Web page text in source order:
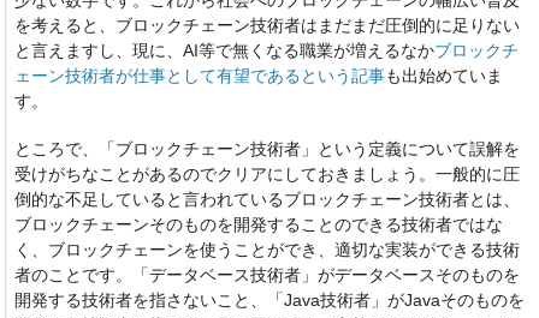
を考えると、ブロックチェーン技術者はまだまだ圧倒的に足りない
と言えますし、現に、AI等で無くなる職業が増えるなかブロックチ
ェーン技術者が仕事として有望であるという記事も出始めていま
す。
ところで、「ブロックチェーン技術者」という定義について誤解を
受けがちなことがあるのでクリアにしておきましょう。一般的に圧
倒的な不足していると言われているブロックチェーン技術者とは、
ブロックチェーンそのものを開発することのできる技術者ではな
く、ブロックチェーンを使うことができ、適切な実装ができる技術
者のことです。「データベース技術者」がデータベースそのものを
開発する技術者を指さないこと、「Java技術者」がJavaそのものを